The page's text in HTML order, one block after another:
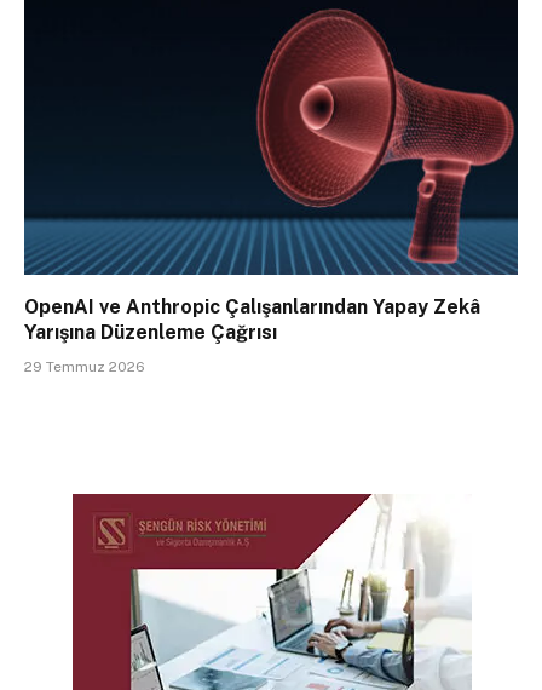
OpenAI ve Anthropic Çalışanlarından Yapay Zekâ
Yarışına Düzenleme Çağrısı
29 Temmuz 2026